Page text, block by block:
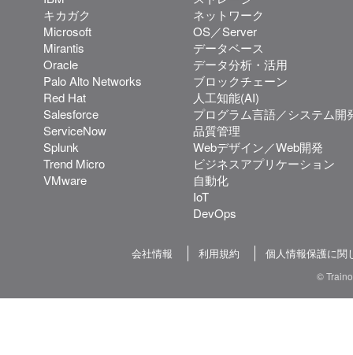
キカガク
Microsoft
Mirantis
Oracle
Palo Alto Networks
Red Hat
Salesforce
ServiceNow
Splunk
Trend Micro
VMware
ネットワーク
OS／Server
データベース
データ分析・活用
ブロックチェーン
人工知能(AI)
プログラム言語／システム開
品質管理
Webデザイン／Web開発
ビジネスアプリケーション
自動化
IoT
DevOps
会社情報 利用規約 個人情報保護に関
©